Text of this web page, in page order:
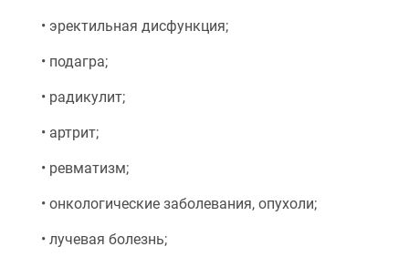
• эректильная дисфункция;
• подагра;
• радикулит;
• артрит;
• ревматизм;
• онкологические заболевания, опухоли;
• лучевая болезнь;